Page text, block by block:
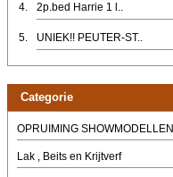
4. 2p.bed Harrie 1 l..
5. UNIEK!! PEUTER-ST..
Categorie
OPRUIMING SHOWMODELLEN
Lak , Beits en Krijtverf